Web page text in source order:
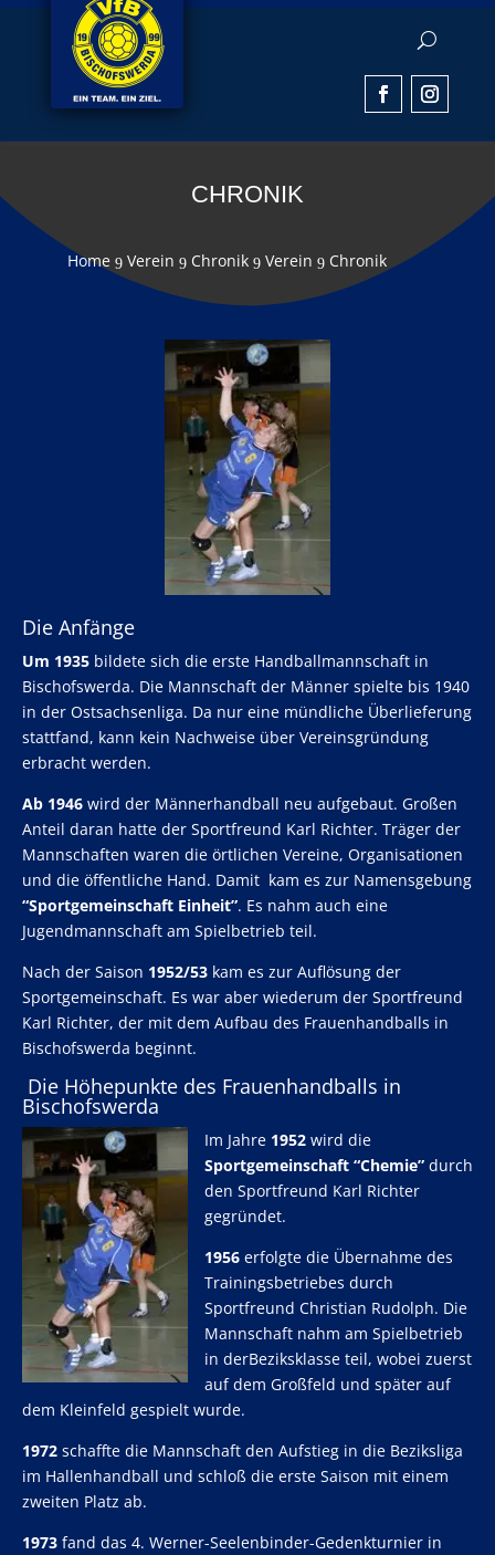
CHRONIK
Home 9 Verein 9 Chronik 9 Verein 9 Chronik
Die Anfänge
Um 1935 bildete sich die erste Handballmannschaft in
Bischofswerda. Die Mannschaft der Männer spielte bis 1940
in der Ostsachsenliga. Da nur eine mündliche Überlieferung
stattfand, kann kein Nachweise über Vereinsgründung
erbracht werden.
Ab 1946 wird der Männerhandball neu aufgebaut. Großen
Anteil daran hatte der Sportfreund Karl Richter. Träger der
Mannschaften waren die örtlichen Vereine, Organisationen
und die öffentliche Hand. Damit kam es zur Namensgebung
“Sportgemeinschaft Einheit”. Es nahm auch eine
Jugendmannschaft am Spielbetrieb teil.
Nach der Saison 1952/53 kam es zur Auflösung der
Sportgemeinschaft. Es war aber wiederum der Sportfreund
Karl Richter, der mit dem Aufbau des Frauenhandballs in
Bischofswerda beginnt.
Die Höhepunkte des Frauenhandballs in
Bischofswerda
Im Jahre 1952 wird die
Sportgemeinschaft “Chemie” durch
den Sportfreund Karl Richter
gegründet.
1956 erfolgte die Übernahme des
Trainingsbetriebes durch
Sportfreund Christian Rudolph. Die
Mannschaft nahm am Spielbetrieb
in derBeziksklasse teil, wobei zuerst
auf dem Großfeld und später auf
dem Kleinfeld gespielt wurde.
1972 schaffte die Mannschaft den Aufstieg in die Beziksliga
im Hallenhandball und schloß die erste Saison mit einem
zweiten Platz ab.
1973 fand das 4. Werner-Seelenbinder-Gedenkturnier in